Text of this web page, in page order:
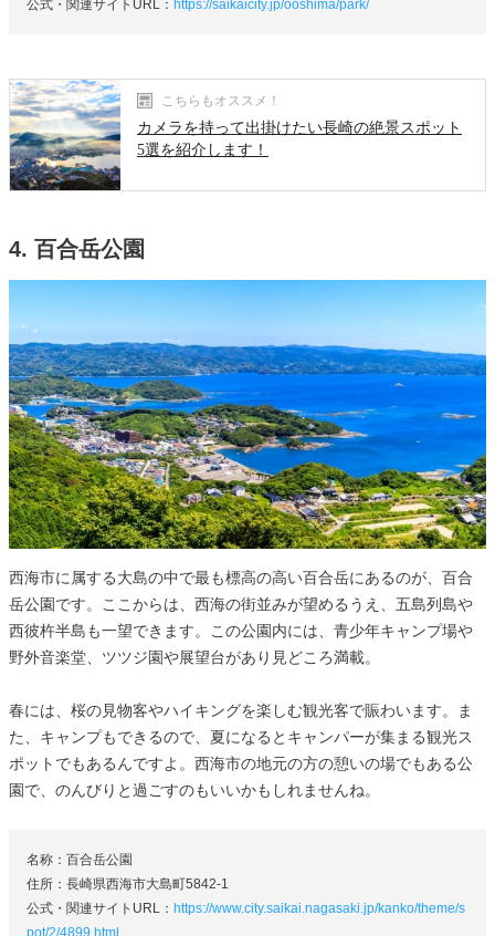
公式・関連サイトURL： https://saikaicity.jp/ooshima/park/
こちらもオススメ！
カメラを持って出掛けたい長崎の絶景スポット
5選を紹介します！
4. 百合岳公園
西海市に属する大島の中で最も標高の高い百合岳にあるのが、百合
岳公園です。ここからは、西海の街並みが望めるうえ、五島列島や
西彼杵半島も一望できます。この公園内には、青少年キャンプ場や
野外音楽堂、ツツジ園や展望台があり見どころ満載。
春には、桜の見物客やハイキングを楽しむ観光客で賑わいます。ま
た、キャンプもできるので、夏になるとキャンパーが集まる観光ス
ポットでもあるんですよ。西海市の地元の方の憩いの場でもある公
園で、のんびりと過ごすのもいいかもしれませんね。
名称：百合岳公園
住所：長崎県西海市大島町5842-1
公式・関連サイトURL： https://www.city.saikai.nagasaki.jp/kanko/theme/s